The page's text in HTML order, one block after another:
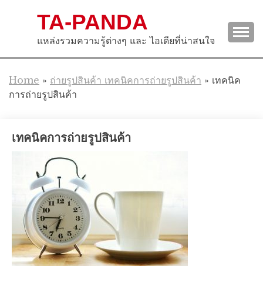
TA-PANDA
แหล่งรวมความรู้ต่างๆ และ ไอเดียที่น่าสนใจ
Home » ถ่ายรูปสินค้า เทคนิคการถ่ายรูปสินค้า » เทคนิค
การถ่ายรูปสินค้า
เทคนิคการถ่ายรูปสินค้า